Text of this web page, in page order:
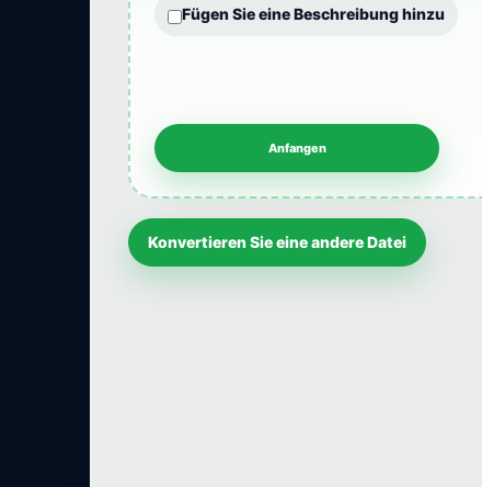
Fügen Sie eine Beschreibung hinzu
Konvertieren Sie eine andere Datei